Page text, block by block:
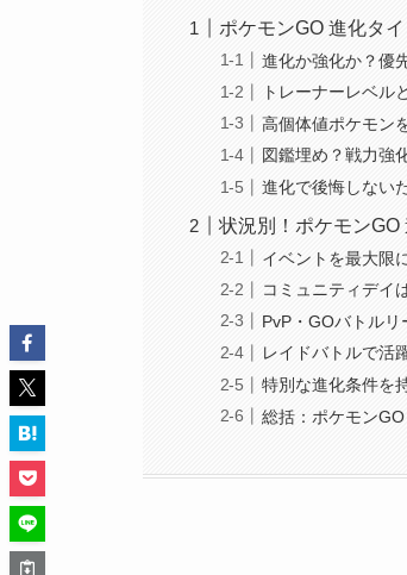
ポケモンGO 進化タ
進化か強化か？優
トレーナーレベル
高個体値ポケモン
図鑑埋め？戦力強
進化で後悔しない
状況別！ポケモンGO
イベントを最大限
コミュニティデイ
PvP・GOバトル
レイドバトルで活
特別な進化条件を
総括：ポケモン